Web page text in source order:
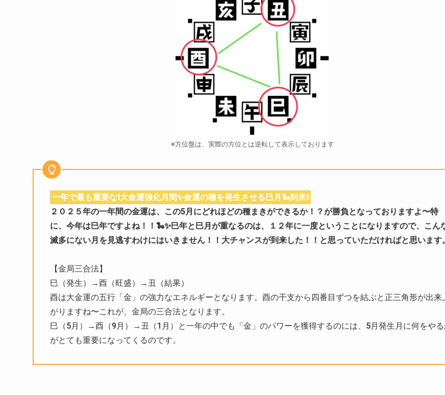
※方位盤は、実際の方位とは逆転して表示しております
一年で最も重要な❗️大金運強化月間✨金運の種を発生させる巳月🐍到来❗️
２０２５年の一年間の金運は、この5月にどれほどの種まきができるか！？が勝負となっておりますよ〜特
に、今年は巳年ですよね！！🐍✨巳年と巳月が重なるのは、１２年に一度ということになりますので、こん
滅多にない月を見逃すわけにはいきません！！大チャンスが到来した！！と思っていただければと思います。
【金局三合法】
巳（発生）→酉（旺盛）→丑（結果）
酉は大金運の五行「金」の強力なエネルギーとなります。酉の干支から四番目ずつを結ぶと正三角形が出来
がりますね〜これが、金局の三合法となります。
巳（5月）→酉（9月）→丑（1月）と一年の中でも「金」のパワーを獲得するのには、5月発生月に何をや
がとても重要になってくるのです。